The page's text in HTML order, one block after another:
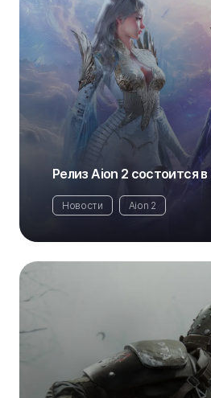
Релиз Aion 2 состоится
Новости Aion 2